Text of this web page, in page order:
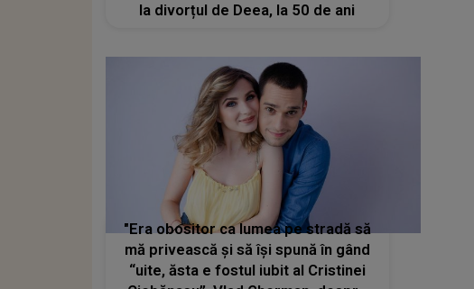
la divorțul de Deea, la 50 de ani
"Era obositor ca lumea pe stradă să
mă privească și să își spună în gând
“uite, ăsta e fostul iubit al Cristinei